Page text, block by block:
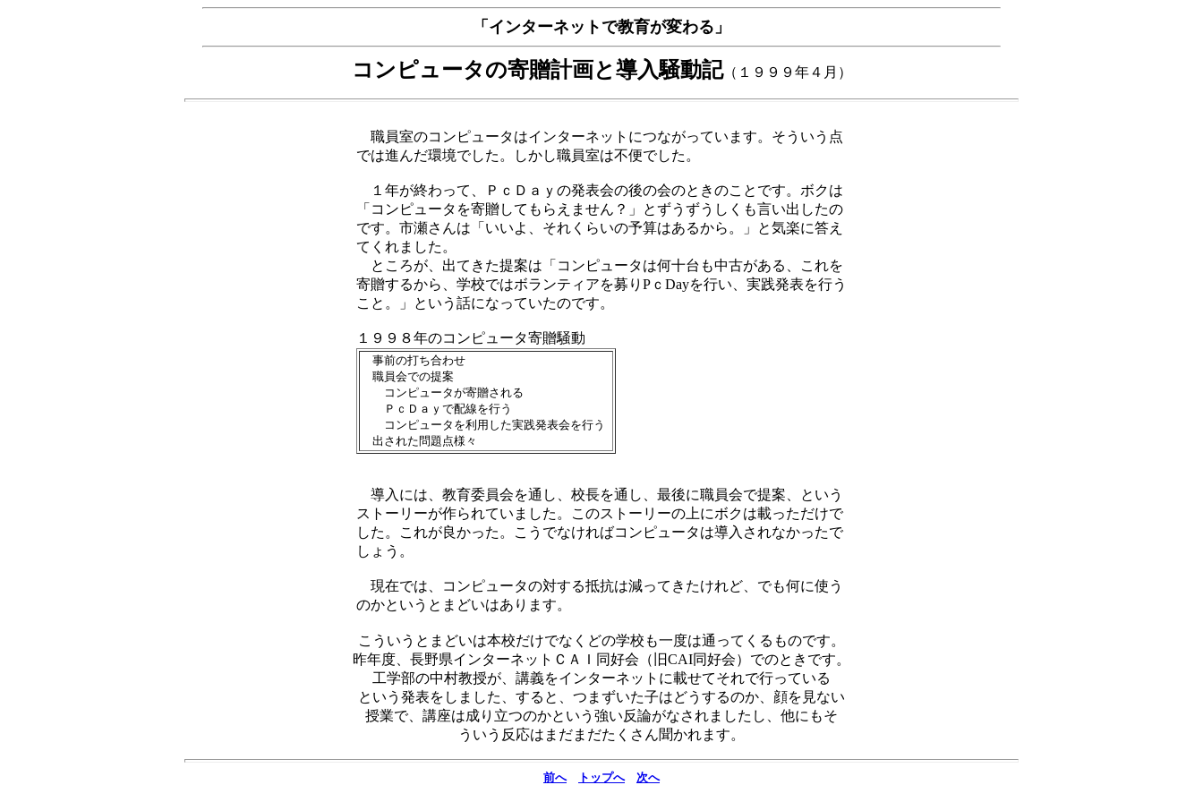
「インターネットで教育が変わる」
コンピュータの寄贈計画と導入騒動記（１９９９年４月）
職員室のコンピュータはインターネットにつながっています。そういう点
では進んだ環境でした。しかし職員室は不便でした。
１年が終わって、ＰｃＤａｙの発表会の後の会のときのことです。ボクは
「コンピュータを寄贈してもらえません？」とずうずうしくも言い出したの
です。市瀬さんは「いいよ、それくらいの予算はあるから。」と気楽に答え
てくれました。
ところが、出てきた提案は「コンピュータは何十台も中古がある、これを
寄贈するから、学校ではボランティアを募りPｃDayを行い、実践発表を行う
こと。」という話になっていたのです。
１９９８年のコンピュータ寄贈騒動
事前の打ち合わせ
職員会での提案
コンピュータが寄贈される
ＰｃＤａｙで配線を行う
コンピュータを利用した実践発表会を行う
出された問題点様々
導入には、教育委員会を通し、校長を通し、最後に職員会で提案、という
ストーリーが作られていました。このストーリーの上にボクは載っただけで
した。これが良かった。こうでなければコンピュータは導入されなかったで
しょう。
現在では、コンピュータの対する抵抗は減ってきたけれど、でも何に使う
のかというとまどいはあります。
こういうとまどいは本校だけでなくどの学校も一度は通ってくるものです。
昨年度、長野県インターネットＣＡＩ同好会（旧CAI同好会）でのときです。
工学部の中村教授が、講義をインターネットに載せてそれで行っている
という発表をしました、すると、つまずいた子はどうするのか、顔を見ない
授業で、講座は成り立つのかという強い反論がなされましたし、他にもそ
ういう反応はまだまだたくさん聞かれます。
前へ トップへ 次へ